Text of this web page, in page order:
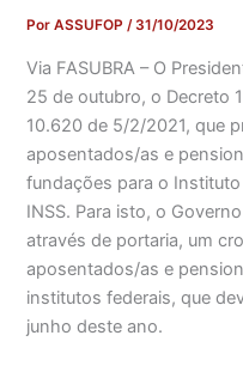
PorASSUFOP/ 31/10/2023
Via FASUBRA – O
25 de outubro, o Decreto
10.620 de 5/2/2021, que
aposentados/as e
fundações para o
INSS. Para isto, o
através de portaria, um
aposentados/as e
institutos federais, que
junho deste ano.